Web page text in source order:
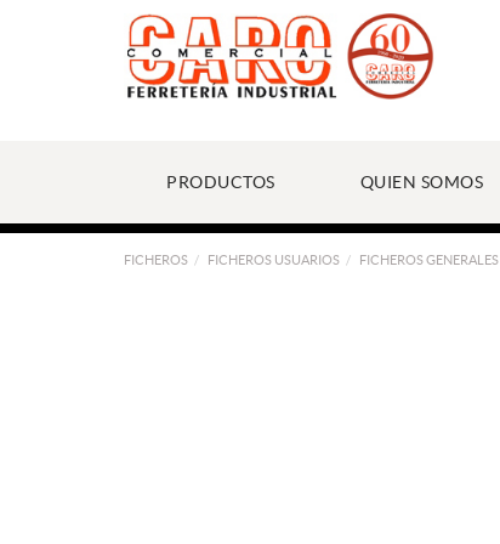
PRODUCTOS QUIEN SOMOS
FICHEROS FICHEROS USUARIOS FICHEROS GENERALES